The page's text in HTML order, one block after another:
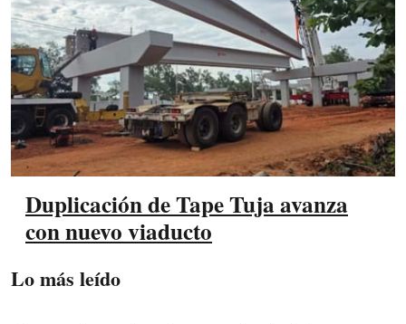
Duplicación de Tape Tuja avanza
con nuevo viaducto
Lo más leído